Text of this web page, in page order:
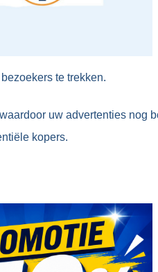
te trekken.
uw advertenties nog
kopers.